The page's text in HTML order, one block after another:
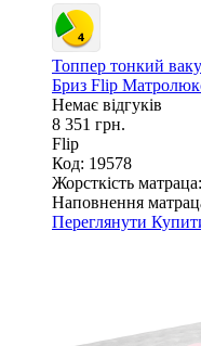
Топпер тонкий
Бриз Flip
Немає відгуків
8 351 грн.
Flip
Код: 19578
Жорсткість матраца:
Наповнення
Переглянути